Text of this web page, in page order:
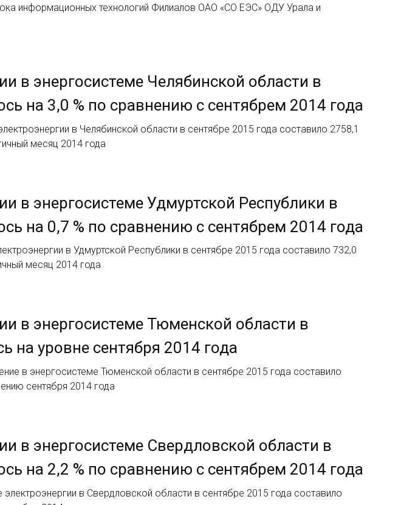
информационных технологий Филиалов ОАО «СО ЕЭС» ОДУ Урала и
в энергосистеме Челябинской области в
на 3,0 % по сравнению с сентябрем 2014 года
в Челябинской области в сентябре 2015 года составило 2758,1
месяц 2014 года
в энергосистеме Удмуртской Республики в
на 0,7 % по сравнению с сентябрем 2014 года
в Удмуртской Республики в сентябре 2015 года составило 732,0
месяц 2014 года
в энергосистеме Тюменской области в
на уровне сентября 2014 года
в энергосистеме Тюменской области в сентябре 2015 года составило
сентября 2014 года
в энергосистеме Свердловской области в
на 2,2 % по сравнению с сентябрем 2014 года
в Свердловской области в сентябре 2015 года составило